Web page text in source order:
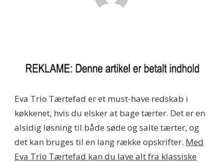
Eva Trio Tærtefad er et must-have redskab i
køkkenet, hvis du elsker at bage tærter. Det er en
alsidig løsning til både søde og salte tærter, og
det kan bruges til en lang række opskrifter. Med
Eva Trio Tærtefad kan du lave alt fra klassiske